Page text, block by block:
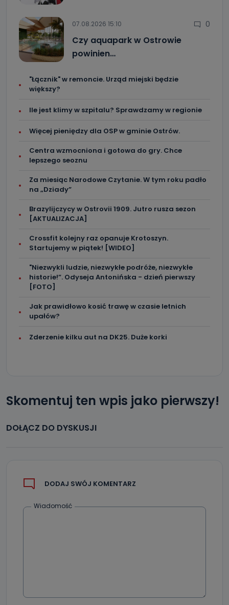
07.08.2026 15:10 0
Czy aquapark w Ostrowie
powinien…
"Łącznik" w remoncie. Urząd miejski będzie
większy?
Ile jest klimy w szpitalu? Sprawdzamy w regionie
Więcej pieniędzy dla OSP w gminie Ostrów.
Centra wzmocniona i gotowa do gry. Chce
lepszego seoznu
Za miesiąc Narodowe Czytanie. W tym roku padło
na „Dziady”
Brazylijczycy w Ostrovii 1909. Jutro rusza sezon
[AKTUALIZACJA]
Crossfit kolejny raz opanuje Krotoszyn.
Startujemy w piątek! [WIDEO]
"Niezwykli ludzie, niezwykłe podróże, niezwykłe
historie!”. Odyseja Antonińska - dzień pierwszy
[FOTO]
Jak prawidłowo kosić trawę w czasie letnich
upałów?
Zderzenie kilku aut na DK25. Duże korki
Skomentuj ten wpis jako pierwszy!
DOŁĄCZ DO DYSKUSJI
DODAJ SWÓJ KOMENTARZ
Wiadomość